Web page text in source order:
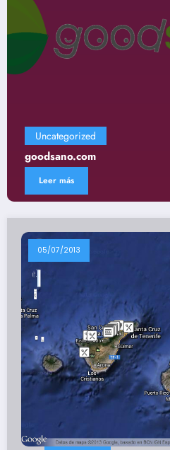
05/07/2013